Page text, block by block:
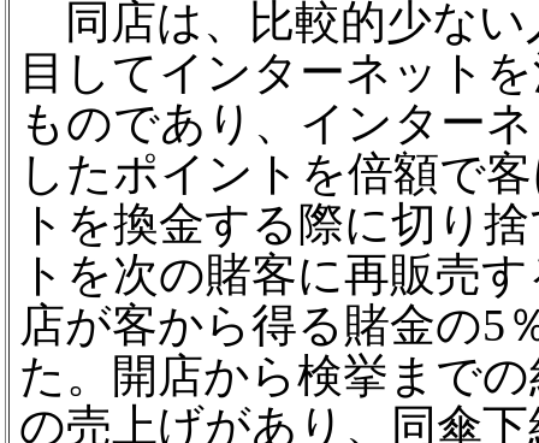
同店は、比較的少ない
目してインターネット
ものであり、インター
したポイントを倍額で
トを換金する際に切り
トを次の賭客に再販売
店が客から得る賭金の5
た。開店から検挙まで
の売上げがあり、同傘